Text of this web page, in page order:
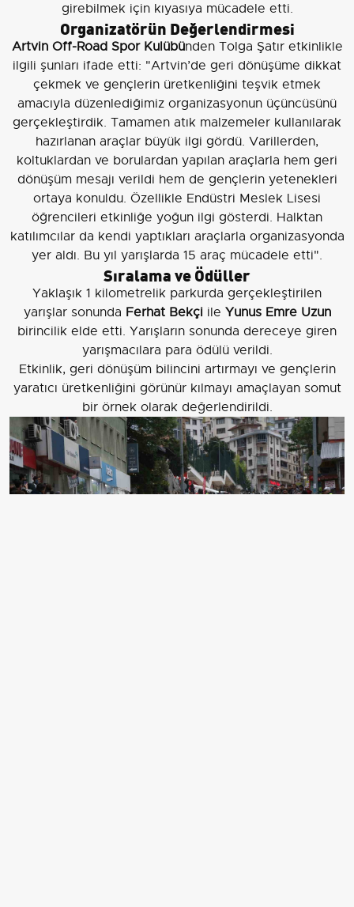
girebilmek için kıyasıya mücadele etti.
Organizatörün Değerlendirmesi
Artvin Off-Road Spor Kulübünden Tolga Şatır etkinlikle
ilgili şunları ifade etti: "Artvin’de geri dönüşüme dikkat
çekmek ve gençlerin üretkenliğini teşvik etmek
amacıyla düzenlediğimiz organizasyonun üçüncüsünü
gerçekleştirdik. Tamamen atık malzemeler kullanılarak
hazırlanan araçlar büyük ilgi gördü. Varillerden,
koltuklardan ve borulardan yapılan araçlarla hem geri
dönüşüm mesajı verildi hem de gençlerin yetenekleri
ortaya konuldu. Özellikle Endüstri Meslek Lisesi
öğrencileri etkinliğe yoğun ilgi gösterdi. Halktan
katılımcılar da kendi yaptıkları araçlarla organizasyonda
yer aldı. Bu yıl yarışlarda 15 araç mücadele etti".
Sıralama ve Ödüller
Yaklaşık 1 kilometrelik parkurda gerçekleştirilen
yarışlar sonunda Ferhat Bekçiile Yunus Emre Uzun
birincilik elde etti. Yarışların sonunda dereceye giren
yarışmacılara para ödülü verildi.
Etkinlik, geri dönüşüm bilincini artırmayı ve gençlerin
yaratıcı üretkenliğini görünür kılmayı amaçlayan somut
bir örnek olarak değerlendirildi.